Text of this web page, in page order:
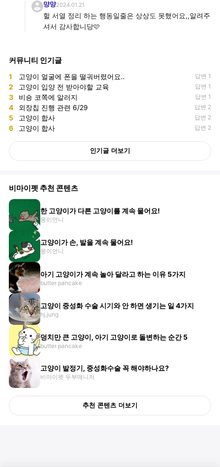
먕먕2024.01.21
헐 서열 정리 하는 행동일줄은 상상도 못했어요,,알려주
셔서 감사합니당🩷
커뮤니티 인기글
1 고양이 얼굴에 폰을 떨궈버렸어요.. 답변 1
2 고양이 입양 전 받아야할 교육 답변 1
3 비숑 코쪽에 알러지 답변 1
4 외장칩 진행 관련 6/29 답변 2
5 고양이 합사 답변 2
6 고양이 합사 답변 2
인기글 더보기
비마이펫 추천 콘텐츠
한 고양이가 다른 고양이를 계속 물어요!
몽이언니
고양이가 손, 발을 계속 물어요!
몽이언니
아기 고양이가 계속 놀아 달라고 하는 이유 5가지
butter pancake
고양이 중성화 수술 시기와 안 하면 생기는 일 4가지
hj.jung
덩치만 큰 고양이, 아기 고양이로 돌변하는 순간 5
butter pancake
고양이 발정기, 중성화수술 꼭 해야하나요?
비마이펫 두부매니저
추천 콘텐츠 더보기